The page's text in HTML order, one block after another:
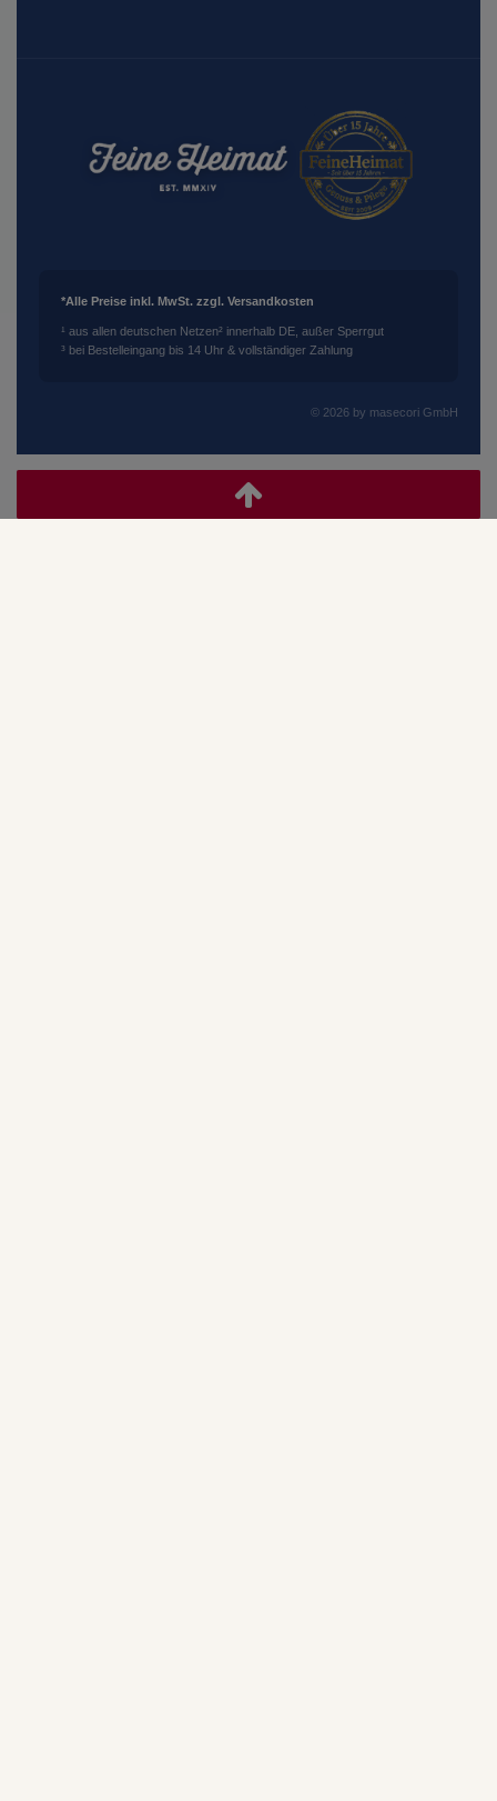
*Alle Preise inkl. MwSt. zzgl. Versandkosten
¹ aus allen deutschen Netzen² innerhalb DE, außer Sperrgut
³ bei Bestelleingang bis 14 Uhr & vollständiger Zahlung
© 2026 by masecori GmbH